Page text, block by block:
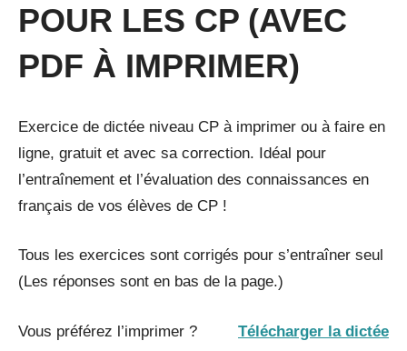
POUR LES CP (AVEC
PDF À IMPRIMER)
Exercice de dictée niveau CP à imprimer ou à faire en
ligne, gratuit et avec sa correction. Idéal pour
l’entraînement et l’évaluation des connaissances en
français de vos élèves de CP !
Tous les exercices sont corrigés pour s’entraîner seul
(Les réponses sont en bas de la page.)
Vous préférez l’imprimer ? Télécharger la dictée